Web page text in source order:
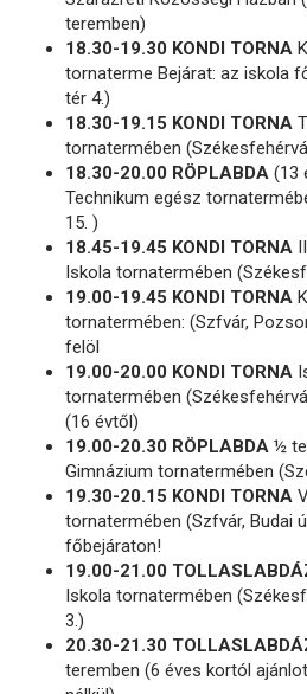
teremben)
18.30-19.30 KONDI TORNA
tornaterme Bejárat: az iskola
tér 4.)
18.30-19.15 KONDI TORNA
tornatermében
18.30-20.00 RÖPLABDA (13
Technikum egész
15. )
18.45-19.45 KONDI TORNA
Iskola tornatermében
19.00-19.45 KONDI TORNA
tornatermében: (Szfvár,
felöl
19.00-20.00 KONDI TORNA
tornatermében
(16 évtől)
19.00-20.30 RÖPLABDA ½
Gimnázium tornatermében
19.30-20.15 KONDI TORNA
tornatermében (Szfvár, Budai
főbejáraton!
19.00-21.00
Iskola tornatermében
3.)
20.30-21.30
teremben (6 éves kortól